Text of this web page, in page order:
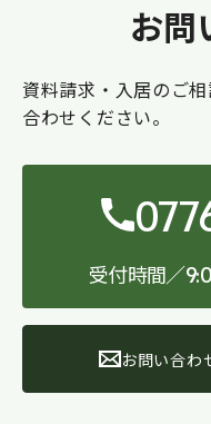
お問
資料請求・入居のご
合わせください。
受付時間／
お問い合わ